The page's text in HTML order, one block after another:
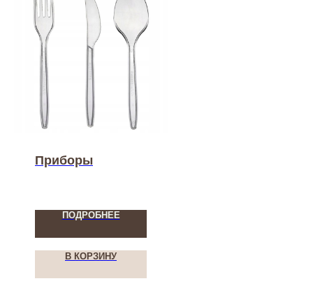
Приборы
ПОДРОБНЕЕ
В КОРЗИНУ